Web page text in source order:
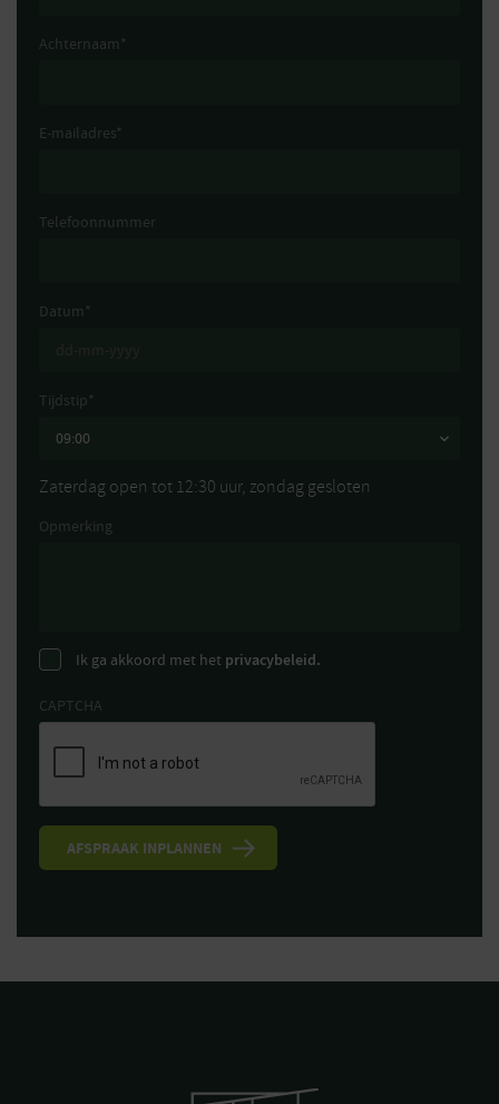
Achternaam *
E-mailadres*
Telefoonnummer
Datum *
Tijdstip*
Zaterdag open tot 12:30 uur, zondag gesloten
Opmerking
Ik ga akkoord met het privacybeleid.
CAPTCHA